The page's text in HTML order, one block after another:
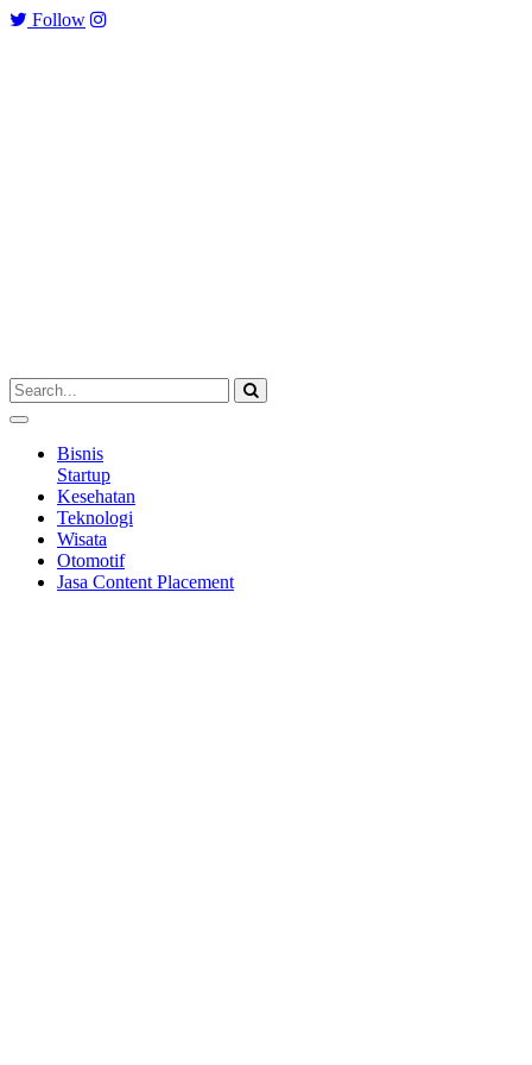
Follow
Bisnis
Startup
Kesehatan
Teknologi
Wisata
Otomotif
Jasa Content Placement